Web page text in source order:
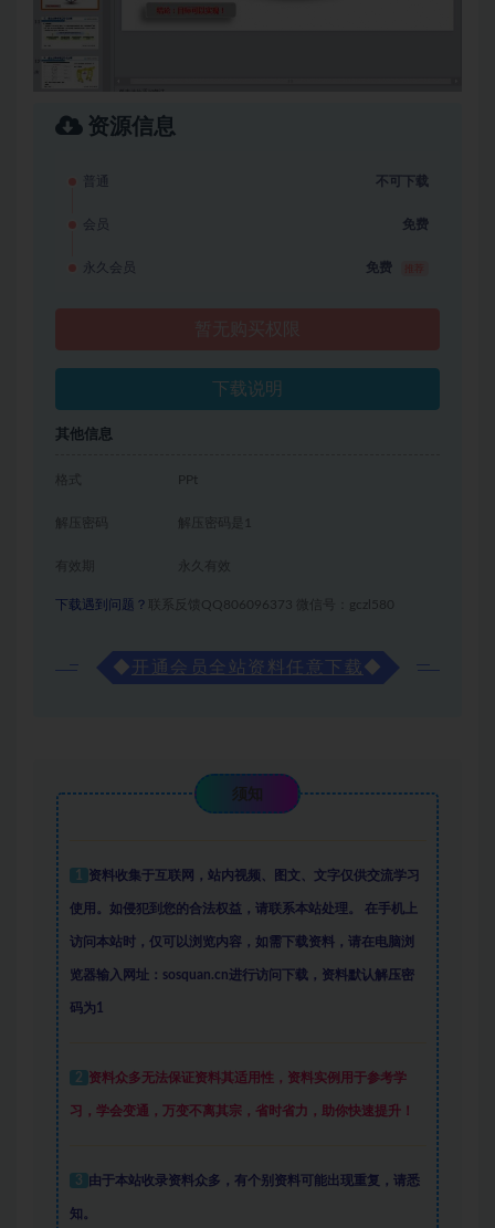
资源信息
普通 不可下载
会员 免费
永久会员 免费
下载说明
其他信息
格式 PPt
解压密码是1
有效期 永久有效
下载遇到问题？ 联系反馈QQ806096373 微信号：gczl580
◆ 开通会员全站资料任意下载◆
须知
1 资料收集于互联网 ， 站内视频、图文、文字仅供交流学习
使用。如侵犯到您的合法权益，请联系本站处理。 在手机上
访问本站时，仅可以浏览内容，如需下载资料，请在电脑浏
览器输入网址：sosquan.cn进行访问下载， 资料默认解压密
码为1
2 资料众多无法保证资料其适用性，资料实例 用于参考学
习，学会变通，万变不离其宗，省时省力，助你快速提升！
3 由于本站收录资料众多，有个别资料可能出现重复，请悉
知。